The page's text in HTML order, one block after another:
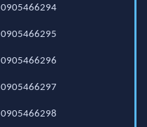
0905466294
0905466295
0905466296
0905466297
0905466298